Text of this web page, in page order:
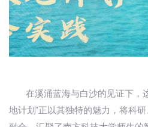
在溪涌蓝海与白沙的见证下，
地计划"正以其独特的魅力，将科